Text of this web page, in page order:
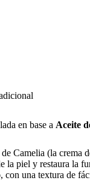
en base a Aceite
Camelia (la crema
la piel y restaura la
una textura de